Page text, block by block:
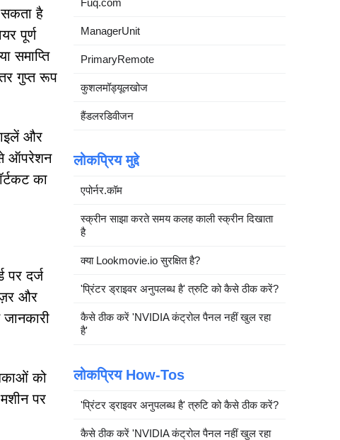
सकता है
पूर्ण
समाप्ति
गुप्त रूप
और
ऑपरेशन
का
पर दर्ज
और
को
पर
Fuq.com
ManagerUnit
PrimaryRemote
कुशलमॉड्यूलखोज
हैंडलरडिवीजन
लोकप्रिय मुद्दे
एपोर्नर.कॉम
स्क्रीन साझा करते समय कलह काली स्क्रीन दिखाता
है
क्या Lookmovie.io सुरक्षित है?
'प्रिंटर ड्राइवर अनुपलब्ध है' त्रुटि को कैसे ठीक करें?
कैसे ठीक करें 'NVIDIA कंट्रोल पैनल नहीं खुल रहा
है'
लोकप्रिय How-Tos
'प्रिंटर ड्राइवर अनुपलब्ध है' त्रुटि को कैसे ठीक करें?
कैसे ठीक करें 'NVIDIA कंट्रोल पैनल नहीं खुल रहा